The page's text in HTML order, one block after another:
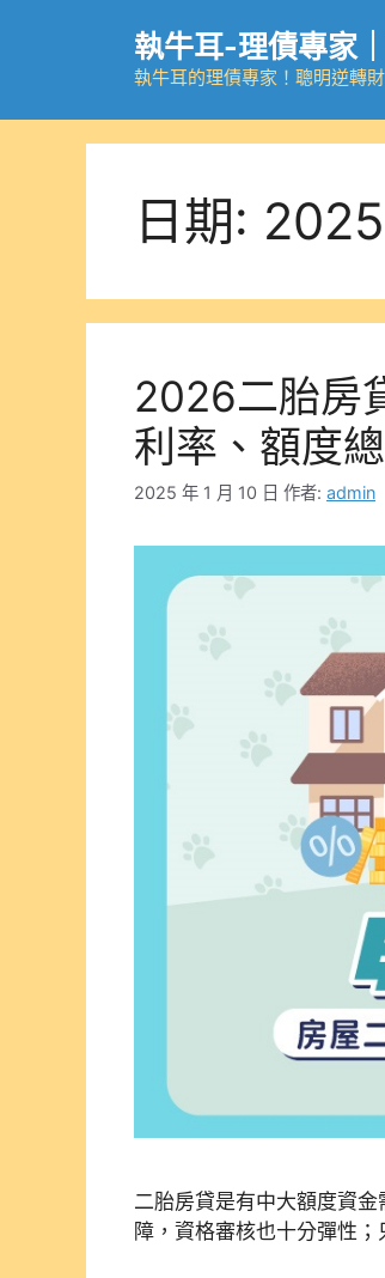
執牛耳-理債專家
執牛耳的理債專家！聰明逆轉
日期:
2026二胎房
利率、額度
2025 年 1 月 10 日 作者: admin
二胎房貸是有中大額度資
障，資格審核也十分彈性